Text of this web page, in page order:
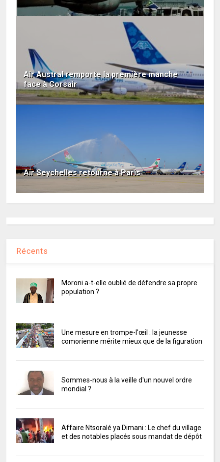
Air Austral remporte la première manche
face à Corsair
Air Seychelles retourne à Paris
Récents
Moroni a-t-elle oublié de défendre sa propre
population ?
Une mesure en trompe-l'œil : la jeunesse
comorienne mérite mieux que de la figuration
Sommes-nous à la veille d'un nouvel ordre
mondial ?
Affaire Ntsoralé ya Dimani : Le chef du village
et des notables placés sous mandat de dépôt